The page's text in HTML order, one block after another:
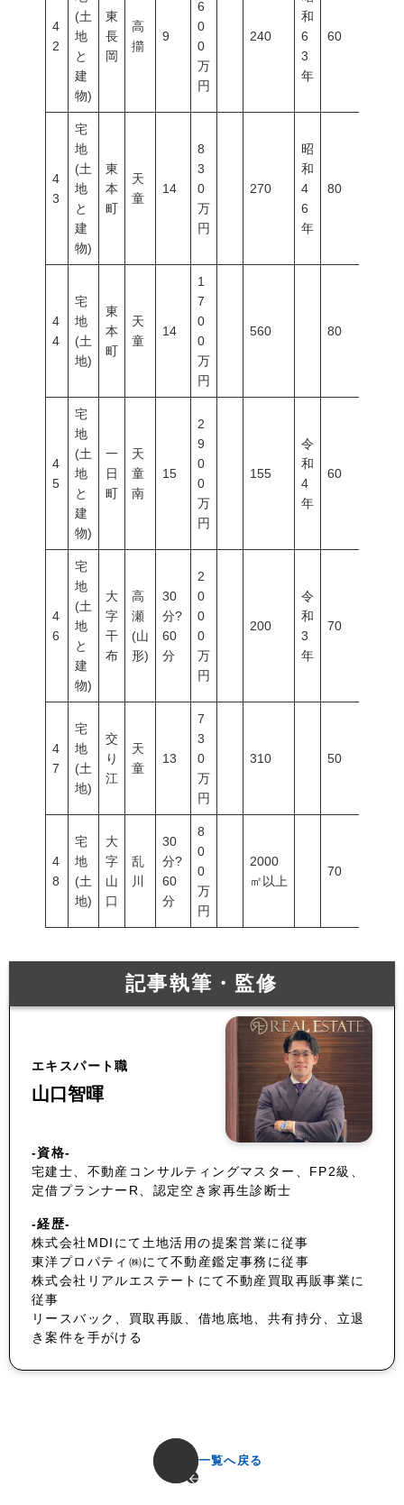
4
2
(土
地
と
建
物)
東
長
岡
高
擶
9
6
0
0
万
円
240
和
6
3
年
60
4
3
宅
地
(土
地
と
建
物)
東
本
町
天
童
14
8
3
0
万
円
270
昭
和
4
6
年
80
4
4
宅
地
(土
地)
東
本
町
天
童
14
1
7
0
0
万
円
560 80
4
5
宅
地
(土
地
と
建
物)
一
日
町
天
童
南
15
2
9
0
0
万
円
155
令
和
4
年
60
4
6
宅
地
(土
地
と
建
物)
大
字
干
布
高
瀬
(山
形)
30
分?
60
分
2
0
0
0
万
円
200
令
和
3
年
70
4
7
宅
地
(土
地)
交
り
江
天
童
13
7
3
0
万
円
310 50
4
8
宅
地
(土
地)
大
字
山
口
乱
川
30
分?
60
分
8
0
0
万
円
2000
㎡以上
70
記事執筆・監修
エキスパート職
山口智暉
-資格-
宅建士、不動産コンサルティングマスター、FP2級、
定借プランナーR、認定空き家再生診断士
-経歴-
株式会社MDIにて土地活用の提案営業に従事
東洋プロパティ㈱にて不動産鑑定事務に従事
株式会社リアルエステートにて不動産買取再販事業に
従事
リースバック、買取再販、借地底地、共有持分、立退
き案件を手がける
一覧へ戻る